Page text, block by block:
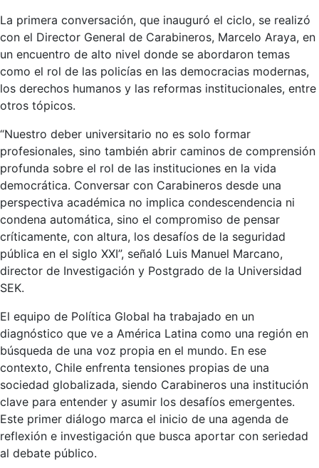
La primera conversación, que inauguró el ciclo, se realizó
con el Director General de Carabineros, Marcelo Araya, en
un encuentro de alto nivel donde se abordaron temas
como el rol de las policías en las democracias modernas,
los derechos humanos y las reformas institucionales, entre
otros tópicos.
“Nuestro deber universitario no es solo formar
profesionales, sino también abrir caminos de comprensión
profunda sobre el rol de las instituciones en la vida
democrática. Conversar con Carabineros desde una
perspectiva académica no implica condescendencia ni
condena automática, sino el compromiso de pensar
críticamente, con altura, los desafíos de la seguridad
pública en el siglo XXI”, señaló Luis Manuel Marcano,
director de Investigación y Postgrado de la Universidad
SEK.
El equipo de Política Global ha trabajado en un
diagnóstico que ve a América Latina como una región en
búsqueda de una voz propia en el mundo. En ese
contexto, Chile enfrenta tensiones propias de una
sociedad globalizada, siendo Carabineros una institución
clave para entender y asumir los desafíos emergentes.
Este primer diálogo marca el inicio de una agenda de
reflexión e investigación que busca aportar con seriedad
al debate público.